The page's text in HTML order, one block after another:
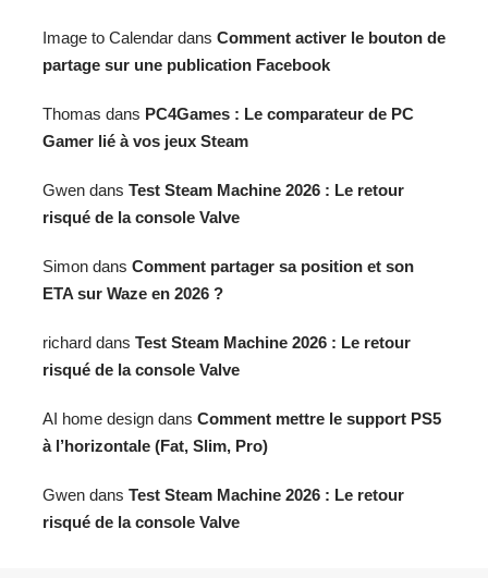
Image to Calendar dans Comment activer le bouton de
partage sur une publication Facebook
Thomas dans PC4Games : Le comparateur de PC
Gamer lié à vos jeux Steam
Gwen dans Test Steam Machine 2026 : Le retour
risqué de la console Valve
Simon dans Comment partager sa position et son
ETA sur Waze en 2026 ?
richard dans Test Steam Machine 2026 : Le retour
risqué de la console Valve
AI home design dans Comment mettre le support PS5
à l’horizontale (Fat, Slim, Pro)
Gwen dans Test Steam Machine 2026 : Le retour
risqué de la console Valve